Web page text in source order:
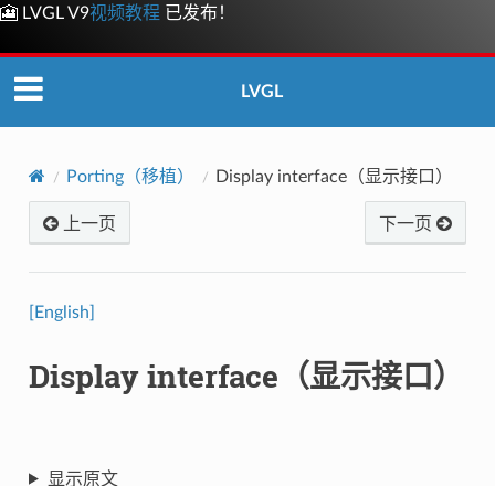
🎦 LVGL V9视频教程 已发布！
LVGL
Porting（移植） Display interface（显示接口）
上一页 下一页
[English]
Display interface（显示接口）
显示原文